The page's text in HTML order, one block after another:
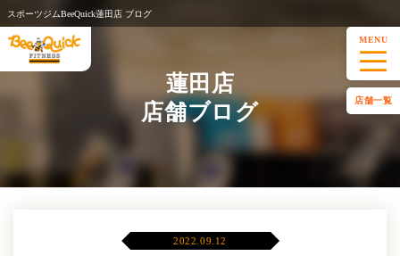
スポーツジムBeeQuick蓮田店 ブログ
MENU
店舗一覧
蓮田店
店舗ブログ
2022.09.12